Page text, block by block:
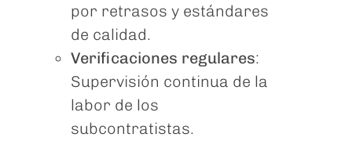
por retrasos y estándares
de calidad.
Verificaciones regulares:
Supervisión continua de la
labor de los
subcontratistas.